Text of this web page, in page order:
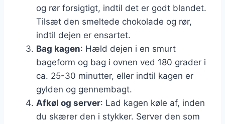
og rør forsigtigt, indtil det er godt blandet.
Tilsæt den smeltede chokolade og rør,
indtil dejen er ensartet.
Bag kagen: Hæld dejen i en smurt
bageform og bag i ovnen ved 180 grader i
ca. 25-30 minutter, eller indtil kagen er
gylden og gennembagt.
Afkøl og server: Lad kagen køle af, inden
du skærer den i stykker. Server den som